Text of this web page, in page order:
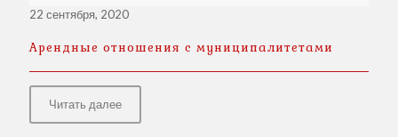
22 сентября, 2020
Арендные отношения с муниципалитетами
Читать далее